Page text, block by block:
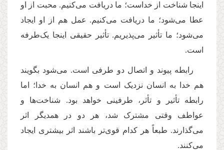
اینجا شناخت از خداست؛ ما دریافت می‌کنیم. محبت از او
عطا می‌شود؛ ما دریافت می‌کنیم. عمل هم از او ایجاد
می‌شود؛ ما تأثیر می‌پذیریم. تأثیر حقیقی اینجا یک‌طرفه
است.
رابطه پیوند و اتصال دو طرفی است. می‌شود بگویند
هم خدا به انسان نزدیک است و هم انسان به خدا؛ اما
رابطه تأثیر و تأثر، طرفینی خواهد بود. شناخت‌ها و
عواطف وقتی مشترک شد، هر دو در همدیگر اثر
می‌گذارند. طبعاً هر کدام قوی‌تر باشند اثر بیشتری ایجاد
می‌کنند.